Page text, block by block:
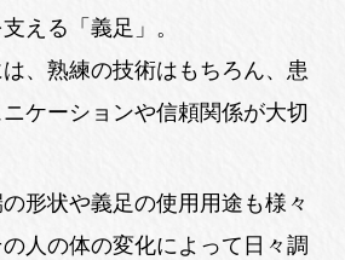
える「義足」。
、熟練の技術はもちろん、患
ケーションや信頼関係が大切
形状や義足の使用用途も様々
人の体の変化によって日々調